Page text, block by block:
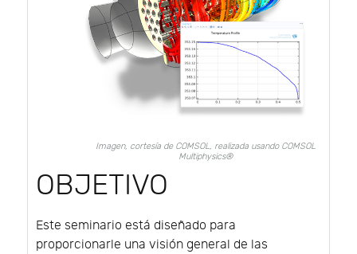
Imagen, cortesía de COMSOL, realizada usando COMSOL
Multiphysics®
OBJETIVO
Este seminario está diseñado para
proporcionarle una visión general de las